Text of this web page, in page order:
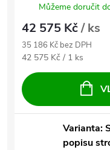
Můžeme doručit
42 575 Kč/ ks
35 186 Kč bez DPH
Měrná cena:
42 575 Kč / 1 ks
Varianta:
popisu